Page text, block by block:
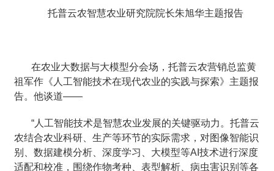
托普云农智慧农业研究院院长朱旭华主题报告
在农业大数据与大模型分会场，托普云农营销总监黄
祖军作《人工智能技术在现代农业的实践与探索》主题报
告。他谈道——
“人工智能技术是智慧农业发展的关键驱动力。托普云
农结合农业科研、生产等环节的实际需求，对图像智能识
别、数据建模分析、深度学习、大模型等AI技术进行深度
适配和校准，围绕作物考种、表型解析、病虫害识别等各